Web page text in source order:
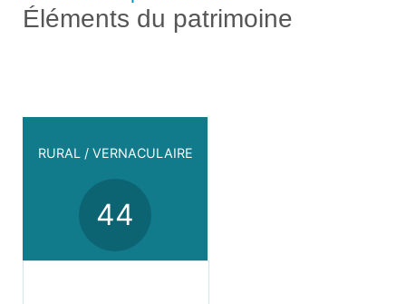
Éléments du patrimoine
RURAL / VERNACULAIRE
44